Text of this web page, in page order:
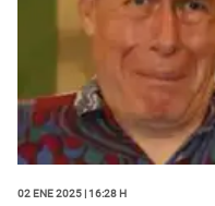
02 Ene 2025 | 16:28 h